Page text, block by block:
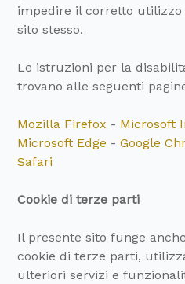
impedire il corretto
sito stesso.
Le istruzioni per la
trovano alle seguenti
Mozilla Firefox - Microsoft
Microsoft Edge -Google
Safari
Cookie di terze parti
Il presente sito funge
cookie di terze parti,
ulteriori servizi e